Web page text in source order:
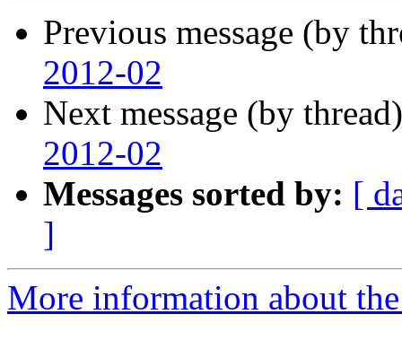
Previous message (by
2012-02
Next message (by
2012-02
Messages sorted by: [
]
More information about